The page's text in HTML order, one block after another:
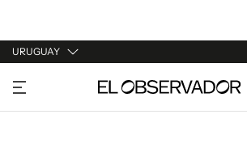
URUGUAY
URUGUAY
ARGENTINA